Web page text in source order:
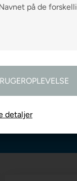
på de
detaljer